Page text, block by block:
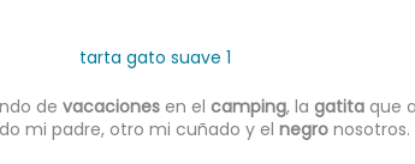
de vacaciones en el camping, la gatita que
mi padre, otro mi cuñado y el negro nosotros.